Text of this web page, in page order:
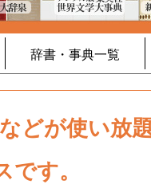
辞書・事典一覧
どが使い放
す。